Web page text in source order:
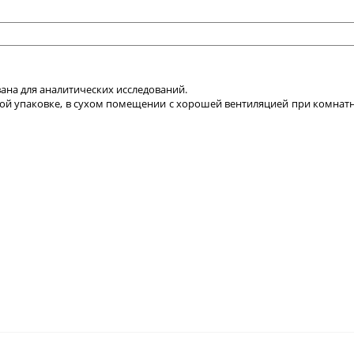
для аналитических исследований.
упаковке, в сухом помещении с хорошей вентиляцией при